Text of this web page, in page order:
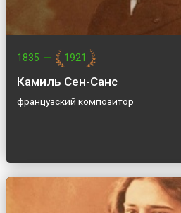
1835 — 1921
Камиль Сен-Санс
французский композитор